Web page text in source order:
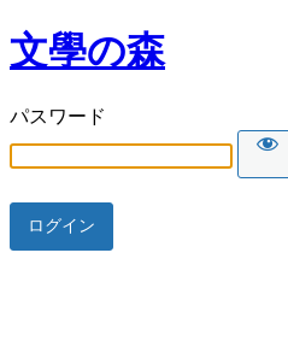
文學の森
パスワード